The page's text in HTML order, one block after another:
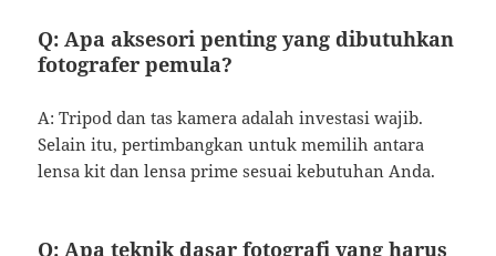
Q: Apa aksesori penting yang dibutuhkan
fotografer pemula?
A: Tripod dan tas kamera adalah investasi wajib.
Selain itu, pertimbangkan untuk memilih antara
lensa kit dan lensa prime sesuai kebutuhan Anda.
Q: Apa teknik dasar fotografi yang harus